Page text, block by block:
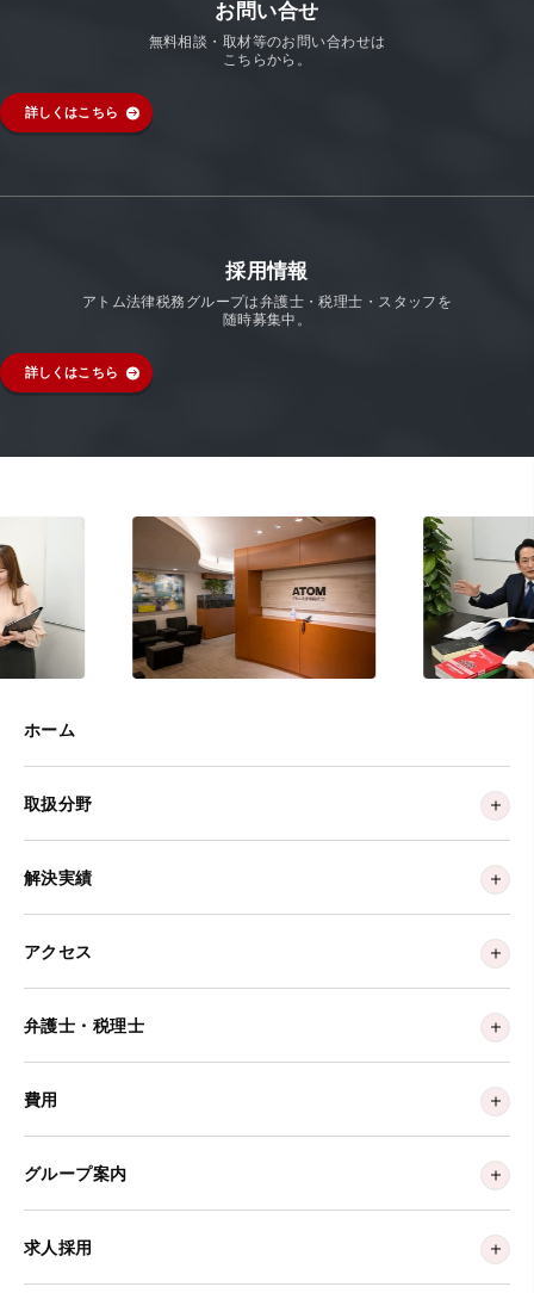
お問い合せ
無料相談・取材等のお問い合わせは
こちらから。
詳しくはこちら
採用情報
アトム法律税務グループは弁護士・税理士・スタッフを
随時募集中。
詳しくはこちら
ホーム
取扱分野
解決実績
アクセス
弁護士・税理士
費用
グループ案内
求人採用